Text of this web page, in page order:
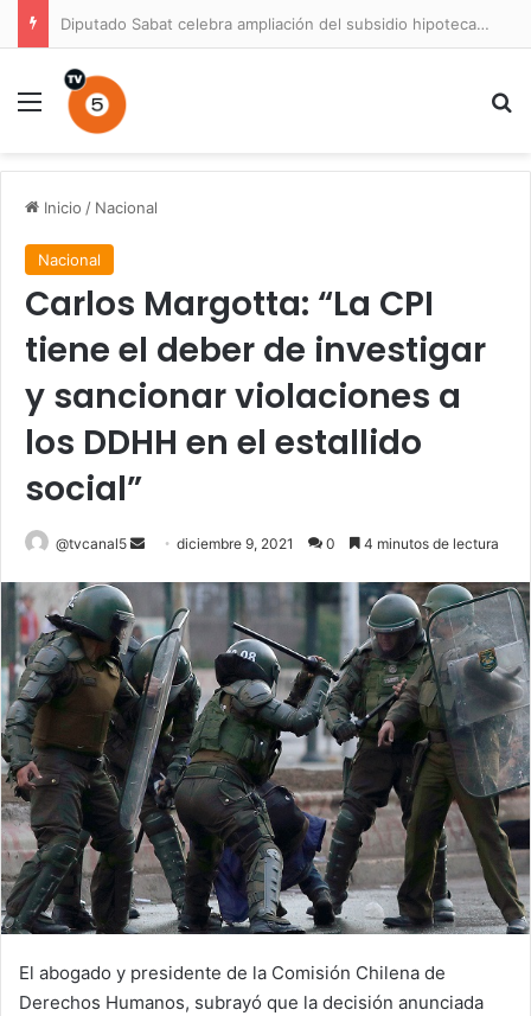
Prisión preventiva para conductor por atropello múltiple con resultado de muerte en La Unión
Menú
Inicio / Nacional
Nacional
Carlos Margotta: “La CPI
tiene el deber de investigar
y sancionar violaciones a
los DDHH en el estallido
social”
@tvcanal5
Senddiciembre 9, 2021 0 4 minutos de lectura
El abogado y presidente de la Comisión Chilena de
Derechos Humanos, subrayó que la decisión anunciada